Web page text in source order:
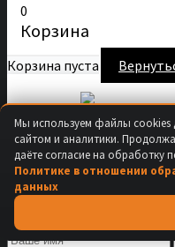
0
Корзина
Корзина пуста
Продолжить
Мы используем файлы cookies
сайтом и аналитики.
даёте согласие на обработку
Политике в отношении
данных
Купить в 1 клик